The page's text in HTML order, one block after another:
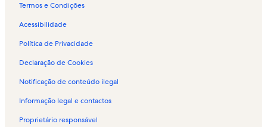
m
e
t
p
r
é
Termos e Condições
Acessibilidade
Política de Privacidade
Declaração de Cookies
Notificação de conteúdo ilegal
Informação legal e contactos
Proprietário responsável